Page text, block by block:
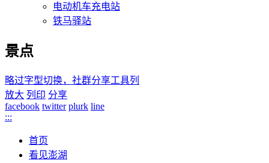
电动机车充电站
铁马驿站
景点
略过字型切换，社群分享工具列
放大 列印 分享
facebook twitter plurk line
:::
首页
看见澎湖